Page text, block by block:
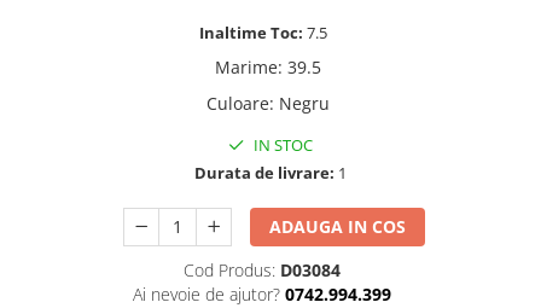
Inaltime Toc: 7.5
Marime: 39.5
Culoare: Negru
IN STOC
Durata de livrare: 1
ADAUGA IN COS
Cod Produs: D03084
Ai nevoie de ajutor? 0742.994.399